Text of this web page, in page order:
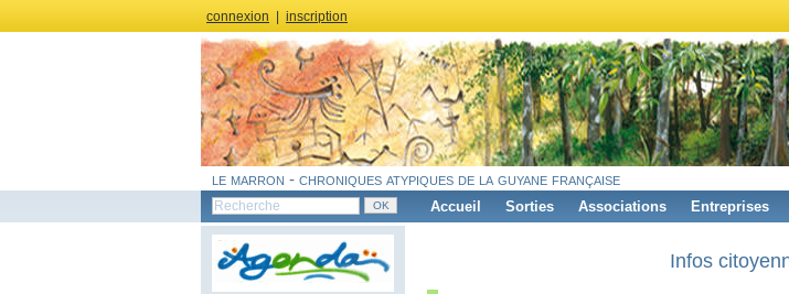
connexion inscription
le marron - chroniques atypiques de la guyane française
Accueil Sorties Associations Entreprises
Infos